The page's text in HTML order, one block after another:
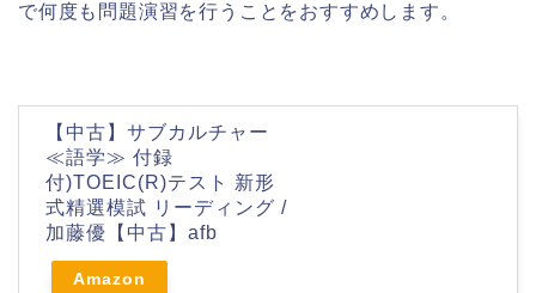
で何度も問題演習を行うことをおすすめします。
【中古】サブカルチャー
≪語学≫ 付録
付)TOEIC(R)テスト 新形
式精選模試 リーディング /
加藤優【中古】afb
Amazon